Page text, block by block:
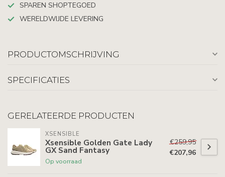
SPAREN SHOPTEGOED
WERELDWIJDE LEVERING
PRODUCTOMSCHRIJVING
SPECIFICATIES
GERELATEERDE PRODUCTEN
XSENSIBLE
Xsensible Golden Gate Lady
GX Sand Fantasy
Op voorraad
€259,95
€207,96